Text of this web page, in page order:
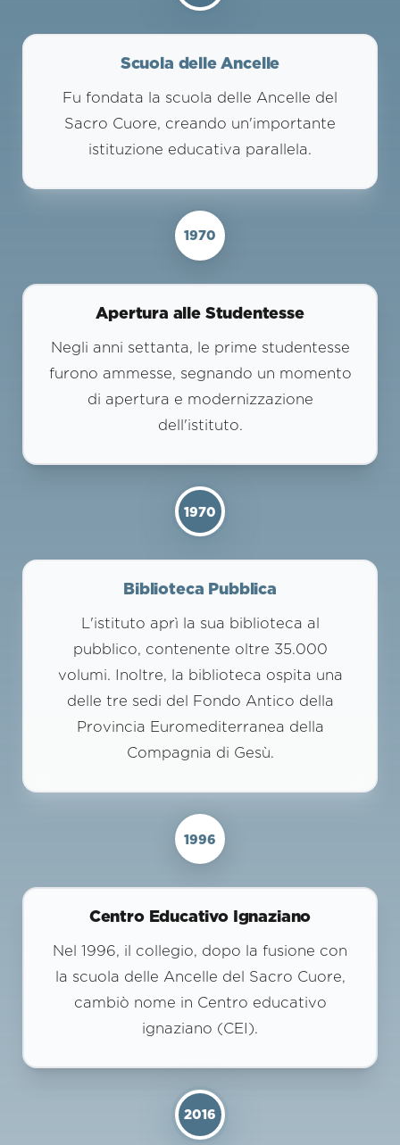
Scuola delle Ancelle
Fu fondata la scuola delle Ancelle del
Sacro Cuore, creando un'importante
istituzione educativa parallela.
1970
Apertura alle Studentesse
Negli anni settanta, le prime studentesse
furono ammesse, segnando un momento
di apertura e modernizzazione
dell'istituto.
1970
Biblioteca Pubblica
L'istituto aprì la sua biblioteca al
pubblico, contenente oltre 35.000
volumi. Inoltre, la biblioteca ospita una
delle tre sedi del Fondo Antico della
Provincia Euromediterranea della
Compagnia di Gesù.
1996
Centro Educativo Ignaziano
Nel 1996, il collegio, dopo la fusione con
la scuola delle Ancelle del Sacro Cuore,
cambiò nome in Centro educativo
ignaziano (CEI).
2016